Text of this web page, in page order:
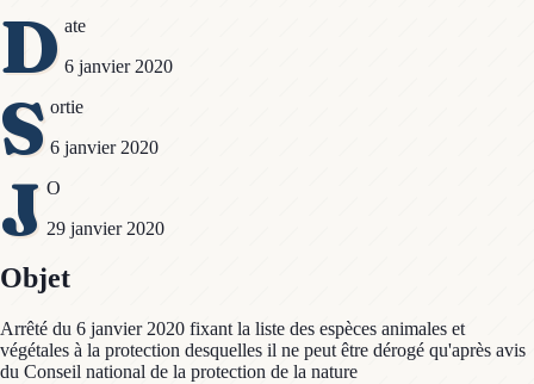
D ate
6 janvier 2020
S ortie
6 janvier 2020
J O
29 janvier 2020
Objet
Arrêté du 6 janvier 2020 fixant la liste des espèces animales et
végétales à la protection desquelles il ne peut être dérogé qu'après avis
du Conseil national de la protection de la nature